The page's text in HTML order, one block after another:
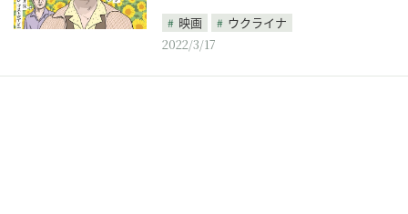
映画
ウクライナ
2022/3/17